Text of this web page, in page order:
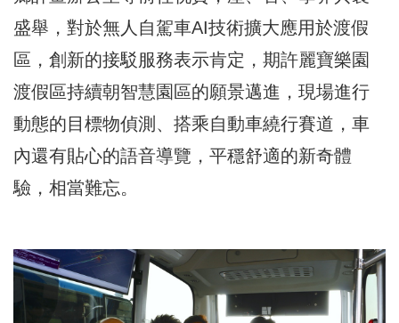
盛舉，對於無人自駕車AI技術擴大應用於渡假
區，創新的接駁服務表示肯定，期許麗寶樂園
渡假區持續朝智慧園區的願景邁進，現場進行
動態的目標物偵測、搭乘自動車繞行賽道，車
內還有貼心的語音導覽，平穩舒適的新奇體
驗，相當難忘。